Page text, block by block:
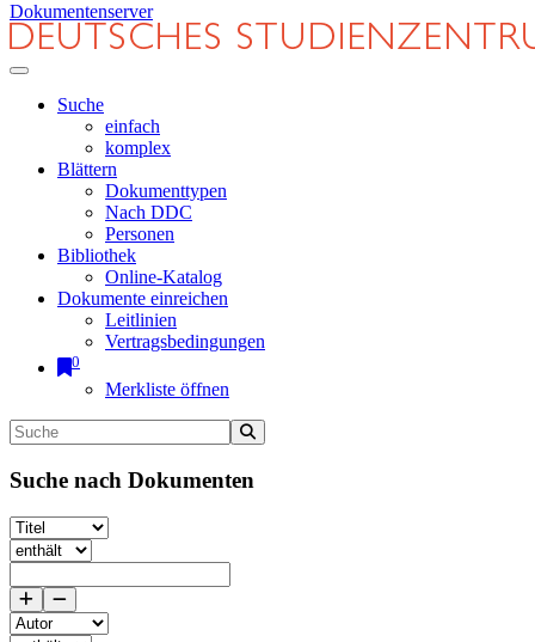
Dokumentenserver
Suche
einfach
komplex
Blättern
Dokumenttypen
Nach DDC
Personen
Bibliothek
Online-Katalog
Dokumente einreichen
Leitlinien
Vertragsbedingungen
0
Merkliste öffnen
Suche nach Dokumenten